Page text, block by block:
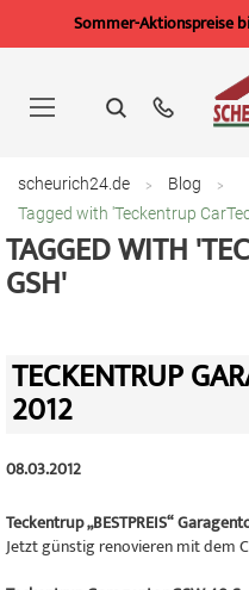
Sommer-Aktionspreise
springen
scheurich24.de
Blog
Tagged with 'Teckentrup
TAGGED WITH
GSH'
TECKENTRUP
2012
08.03.2012
Teckentrup „BESTPREIS“
Jetzt günstig renovieren mit dem